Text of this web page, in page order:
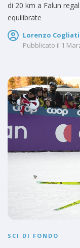
di 20 km a Falun
equilibrate
Lorenzo Cogliati
Pubblicato il 1
SCI DI FONDO